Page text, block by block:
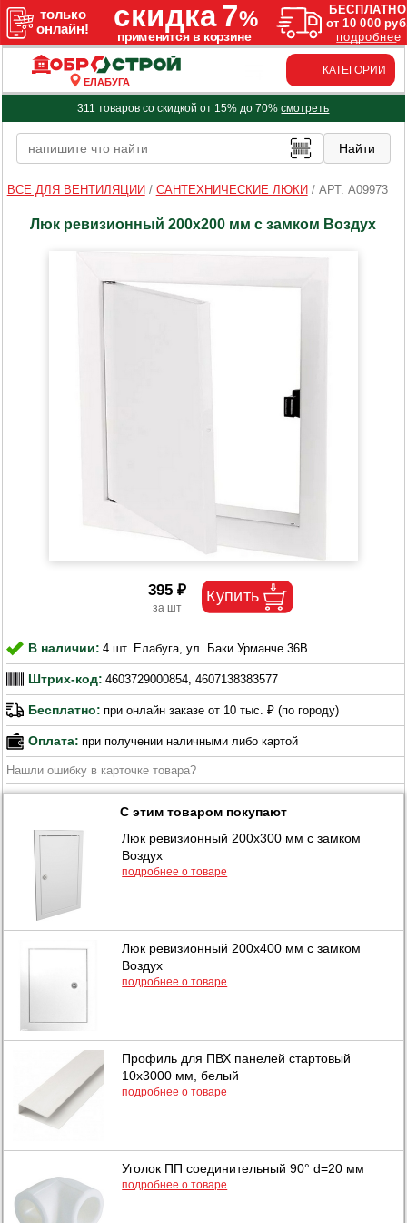
ЕЛАБУГА
КАТЕГОРИИ
311 товаров со скидкой от 15% до 70%смотреть
ВСЕ ДЛЯ ВЕНТИЛЯЦИИ / САНТЕХНИЧЕСКИЕ ЛЮКИ / АРТ. A09973
Люк ревизионный 200х200 мм с замком Воздух
395 ₽
В наличии: 4 шт. Елабуга, ул. Баки Урманче 36В
Штрих-код: 4603729000854, 4607138383577
Бесплатно: при онлайн заказе от 10 тыс. ₽ (по городу)
Оплата: при получении наличными либо картой
Нашли ошибку в карточке товара?
С этим товаром покупают
Люк ревизионный 200х300 мм с замком
Воздух
подробнее о товаре
Люк ревизионный 200х400 мм с замком
Воздух
подробнее о товаре
Профиль для ПВХ панелей стартовый
10х3000 мм, белый
подробнее о товаре
Уголок ПП соединительный 90° d=20 мм
подробнее о товаре